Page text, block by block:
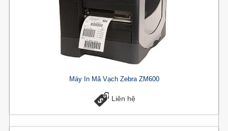
Máy In Mã Vạch Zebra ZM600
Liên hệ